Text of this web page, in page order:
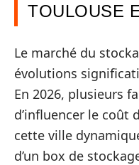
TOULOUSE
Le marché du
évolutions
En 2026, plusieurs
d’influencer le coût
cette ville
d’un box de